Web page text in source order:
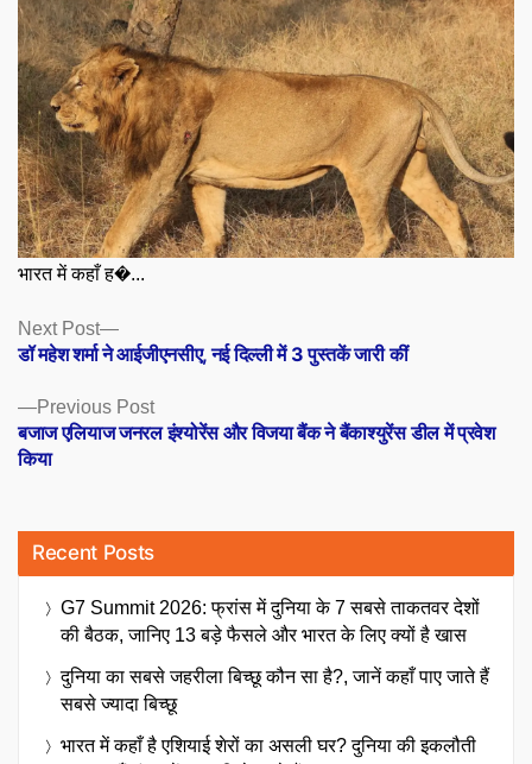
भारत में कहाँ ह�...
Posts
navigation
Previous PostPrevious
post:
बजाज एलियाज जनरल इंश्योरेंस और विजया बैंक ने बैंकाश्युरेंस डील में प्रवेश
किया
Next Post
Next
post:
डॉ महेश शर्मा ने आईजीएनसीए, नई दिल्ली में 3 पुस्तकें जारी कीं
Recent Posts
G7 Summit 2026: फ्रांस में दुनिया के 7 सबसे ताकतवर देशों
की बैठक, जानिए 13 बड़े फैसले और भारत के लिए क्यों है खास
दुनिया का सबसे जहरीला बिच्छू कौन सा है?, जानें कहाँ पाए जाते हैं
सबसे ज्यादा बिच्छू
भारत में कहाँ है एशियाई शेरों का असली घर? दुनिया की इकलौती